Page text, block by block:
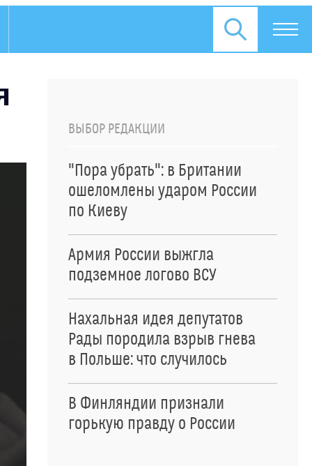
ВЫБОР РЕДАКЦИИ
"Пора убрать": в Британии
ошеломлены ударом России
по Киеву
Армия России выжгла
подземное логово ВСУ
Нахальная идея депутатов
Рады породила взрыв гнева
в Польше: что случилось
В Финляндии признали
горькую правду о России